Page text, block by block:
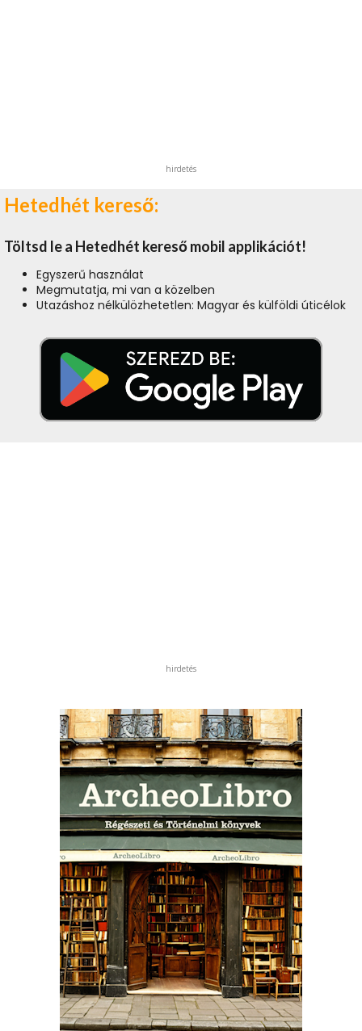
hirdetés
Hetedhét kereső:
Töltsd le a Hetedhét kereső mobil applikációt!
Egyszerű használat
Megmutatja, mi van a közelben
Utazáshoz nélkülözhetetlen: Magyar és külföldi úticélok
hirdetés